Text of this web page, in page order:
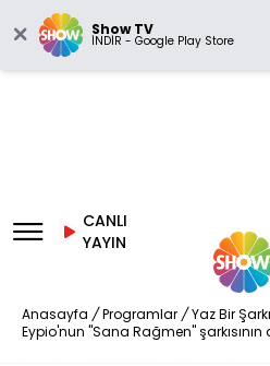
Show TV
İNDİR - Google Play Store
CANLI
YAYIN
Anasayfa / Programlar / Yaz Bir Şarkı
Eypio'nun "Sana Rağmen"